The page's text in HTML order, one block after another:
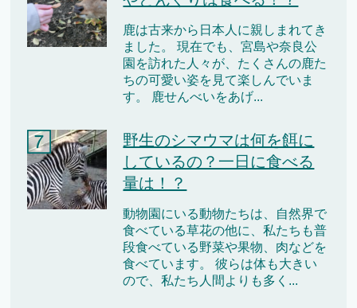
鹿は古来から日本人に親しまれてき
ました。 現在でも、宮島や奈良公
園を訪れた人々が、たくさんの鹿た
ちの可愛い姿を見て楽しんでいま
す。 鹿せんべいをあげ...
野生のシマウマは何を餌に
しているの？一日に食べる
量は！？
動物園にいる動物たちは、自然界で
食べている草花の他に、私たちも普
段食べている野菜や果物、肉などを
食べています。 彼らは体も大きい
ので、私たち人間よりも多く...